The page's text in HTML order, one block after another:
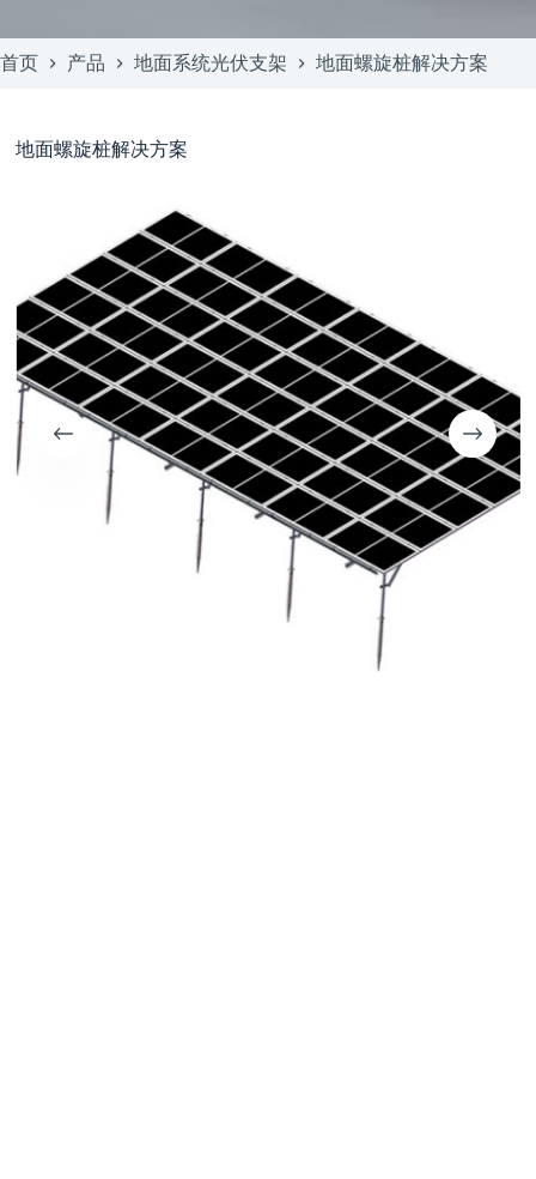
首页 产品 地面系统光伏支架 地面螺旋桩解决方案
地面螺旋桩解决方案